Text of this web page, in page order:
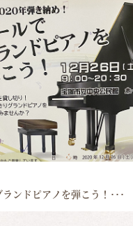
ンドピアノを弾こう！･･･